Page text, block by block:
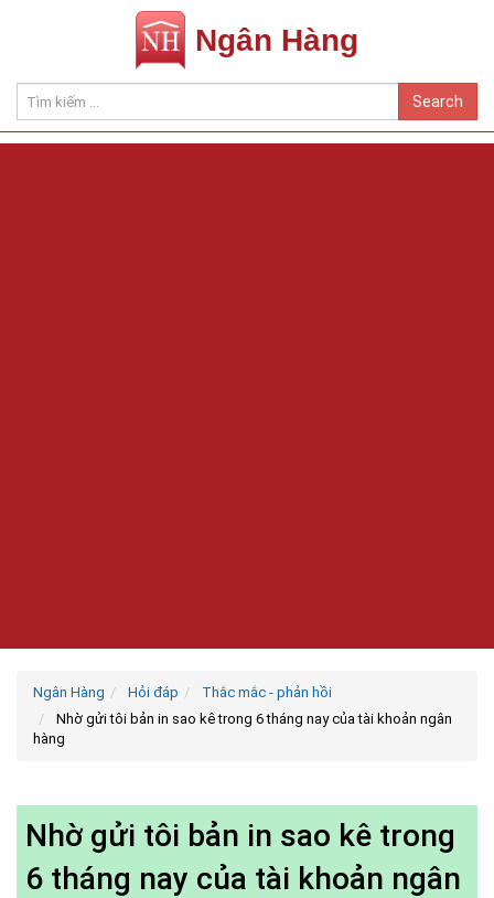
Ngân Hàng
Search
Ngân Hàng Hỏi đáp
Thắc mắc - phản hồi
Nhờ gửi tôi bản in sao kê trong 6 tháng nay của tài khoản ngân
hàng
Nhờ gửi tôi bản in sao kê trong
6 tháng nay của tài khoản ngân